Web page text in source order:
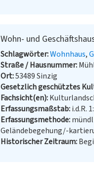
Wohn- und
Schlagwörter Wohnhaus
Straße / Hausnummer
Ort 53489 Sinzig
Gesetzlich geschütztes
Fachsicht(en)
Erfassungsmaßstab i.d.R.
Erfassungsmethode
Geländebegehung/-
Historischer Zeitraum